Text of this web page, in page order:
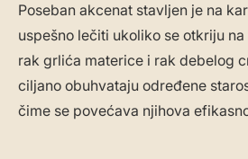
Poseban akcenat stavljen je na
uspešno lečiti ukoliko se otkriju
rak grlića materice i rak debelog
ciljano obuhvataju određene
čime se povećava njihova